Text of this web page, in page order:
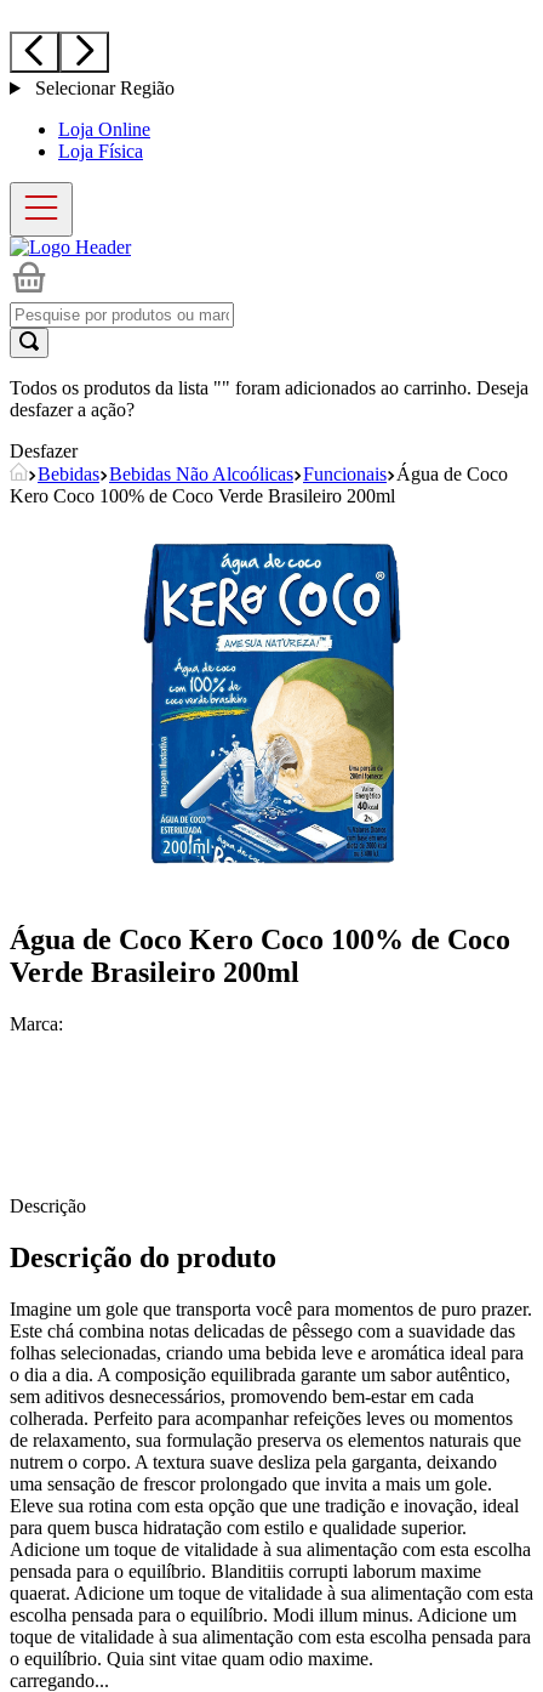
Selecionar Região
Loja Online
Loja Física
Todos os produtos da lista "" foram adicionados ao carrinho. Deseja
desfazer a ação?
Desfazer
Bebidas Bebidas Não Alcoólicas Funcionais Água de Coco
Kero Coco 100% de Coco Verde Brasileiro 200ml
Água de Coco Kero Coco 100% de Coco
Verde Brasileiro 200ml
Marca:
Descrição
Descrição do produto
Imagine um gole que transporta você para momentos de puro prazer.
Este chá combina notas delicadas de pêssego com a suavidade das
folhas selecionadas, criando uma bebida leve e aromática ideal para
o dia a dia. A composição equilibrada garante um sabor autêntico,
sem aditivos desnecessários, promovendo bem-estar em cada
colherada. Perfeito para acompanhar refeições leves ou momentos
de relaxamento, sua formulação preserva os elementos naturais que
nutrem o corpo. A textura suave desliza pela garganta, deixando
uma sensação de frescor prolongado que invita a mais um gole.
Eleve sua rotina com esta opção que une tradição e inovação, ideal
para quem busca hidratação com estilo e qualidade superior.
Adicione um toque de vitalidade à sua alimentação com esta escolha
pensada para o equilíbrio. Blanditiis corrupti laborum maxime
quaerat. Adicione um toque de vitalidade à sua alimentação com esta
escolha pensada para o equilíbrio. Modi illum minus. Adicione um
toque de vitalidade à sua alimentação com esta escolha pensada para
o equilíbrio. Quia sint vitae quam odio maxime.
carregando...